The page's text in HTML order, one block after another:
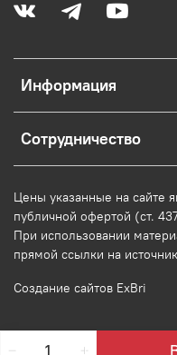
Информация
Сотрудничество
Цены указанные на сайте
публичной офертой (ст.
При использовании
прямой ссылки на
Создание сайтов ExBri